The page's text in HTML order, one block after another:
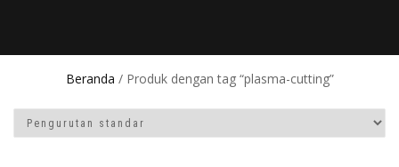
Beranda / Produk dengan tag “plasma-cutting”